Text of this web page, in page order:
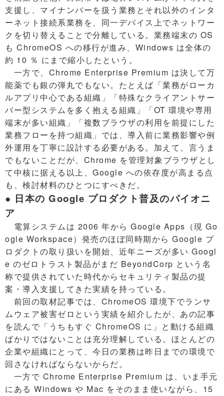
支援し、マイナンバーを扱う業務とそれ以外のインタ
ーネット接続系業務を、同一デバイス上でネットワー
クを切り替えることで分離している。業務端末の OS
も ChromeOS への移行が進み、Windows は全体の
約 10 ％ にまで縮小したという。
一方で、Chrome Enterprise Premium は決して万
能薬でも銀の弾丸でもない。たとえば「業務がローカ
ルアプリ中心である組織」「特殊なクライアントサー
バー型システムを多く抱える組織」「OT 環境や専用
端末が多い組織」「複数ブラウザの利用を前提にした
業務フローを持つ組織」では、導入前に業務影響や例
外運用を丁寧に設計する必要がある。加えて、言うま
でもないことだが、Chrome を管理対象ブラウザとし
て中核に据える以上、Google への依存度が高まる点
も、検討材料のひとつにすべきだ。
● 日本の Google プロダクト普及のパイオニ
ア
電算システムは 2006 年から Google Apps（現 Go
ogle Workspace）発売のほぼ同時期から Google プ
ロダクトの取り扱いを開始、近年ニーズが多い Googl
e のゼロトラスト製品がまだ BeyondCorp という名
称で提供されていた時代からセキュリティ製品の提
案・導入支援してきた実績を持っている。
前回の取材記事では、ChromeOS 環境下でランサ
ムウェア被害ゼロという実績を紹介したが、あの記事
を読んで「うちもすぐ ChromeOS に」と動ける組織
ばかりではないことは充分理解している。ほとんどの
企業や組織にとって、今日の業務は昨日までの環境で
回さなければならないからだ。
一方で Chrome Enterprise Premium は、いま手元
にある Windows や Mac をそのまま使いながら、15